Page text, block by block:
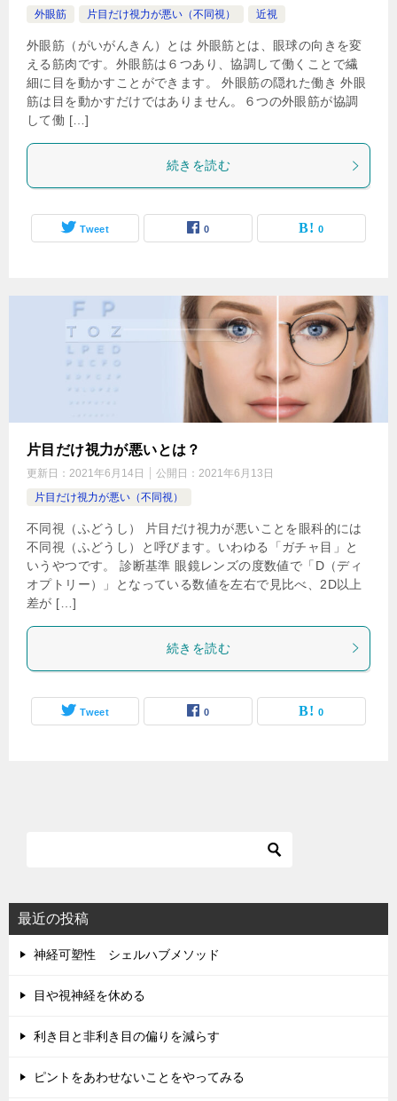
外眼筋
片目だけ視力が悪い（不同視） 近視
外眼筋（がいがんきん）とは 外眼筋とは、眼球の向きを変
える筋肉です。外眼筋は６つあり、協調して働くことで繊
細に目を動かすことができます。 外眼筋の隠れた働き 外眼
筋は目を動かすだけではありません。６つの外眼筋が協調
して働 […]
続きを読む
Tweet 0 0
片目だけ視力が悪いとは？
更新日： 2021年6月14日 公開日： 2021年6月13日
片目だけ視力が悪い（不同視）
不同視（ふどうし） 片目だけ視力が悪いことを眼科的には
不同視（ふどうし）と呼びます。いわゆる「ガチャ目」と
いうやつです。 診断基準 眼鏡レンズの度数値で「D（ディ
オプトリー）」となっている数値を左右で見比べ、2D以上
差が […]
続きを読む
Tweet 0 0
最近の投稿
神経可塑性 シェルハブメソッド
目や視神経を休める
利き目と非利き目の偏りを減らす
ピントをあわせないことをやってみる